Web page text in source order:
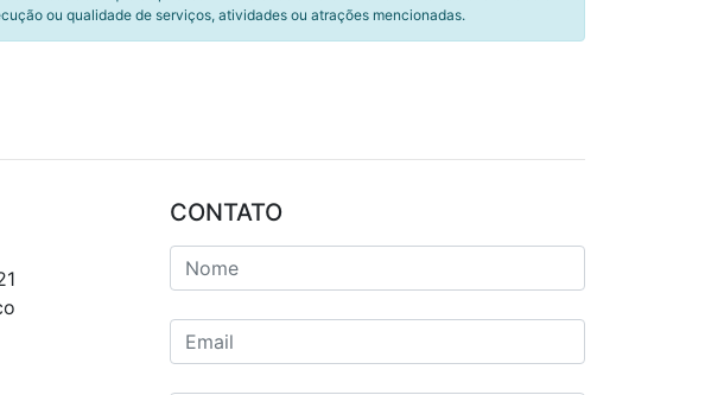
ou qualidade de serviços, atividades ou atrações mencionadas.
CONTATO